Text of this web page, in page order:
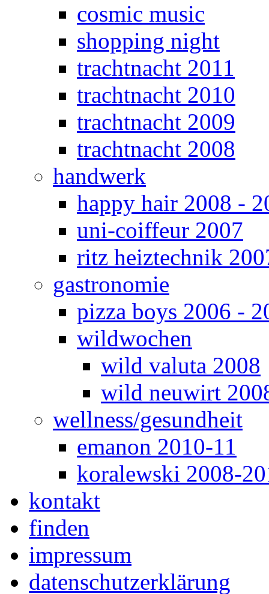
cosmic music
shopping night
trachtnacht 2011
trachtnacht 2010
trachtnacht 2009
trachtnacht 2008
handwerk
happy hair 2008 -
uni-coiffeur 2007
ritz heiztechnik
gastronomie
pizza boys 2006 -
wildwochen
wild valuta 2008
wild neuwirt
wellness/gesundheit
emanon 2010-11
koralewski 2008-
kontakt
finden
impressum
datenschutzerklärung